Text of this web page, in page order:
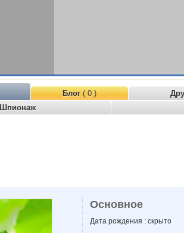
Блог( 0 )
Шпионаж
Основное
Дата рождения : скрыто